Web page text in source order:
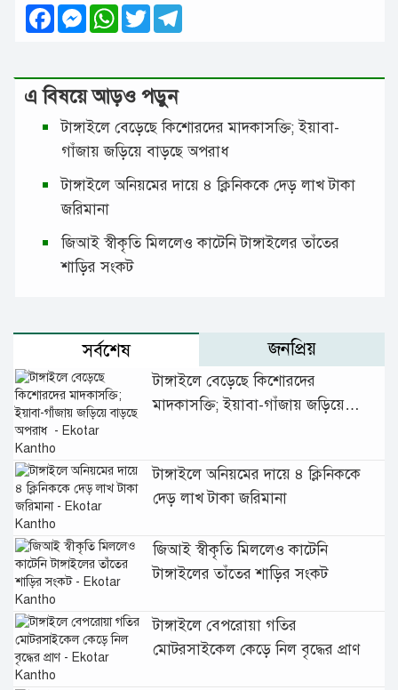
FacebookMessenger
WhatsApp
Twitter
এ বিষয়ে আড়ও পড়ুন
টাঙ্গাইলে বেড়েছে কিশোরদের মাদকাসক্তি; ইয়াবা-
গাঁজায় জড়িয়ে বাড়ছে অপরাধ
টাঙ্গাইলে অনিয়মের দায়ে ৪ ক্লিনিককে দেড় লাখ টাকা
জরিমানা
জিআই স্বীকৃতি মিললেও কাটেনি টাঙ্গাইলের তাঁতের
শাড়ির সংকট
সর্বশেষ জনপ্রিয়
টাঙ্গাইলে বেড়েছে কিশোরদের
মাদকাসক্তি; ইয়াবা-গাঁজায় জড়িয়ে
টাঙ্গাইলে অনিয়মের দায়ে ৪ ক্লিনিককে
দেড় লাখ টাকা জরিমানা
জিআই স্বীকৃতি মিললেও কাটেনি
টাঙ্গাইলের তাঁতের শাড়ির সংকট
টাঙ্গাইলে বেপরোয়া গতির
মোটরসাইকেল কেড়ে নিল বৃদ্ধের প্রাণ